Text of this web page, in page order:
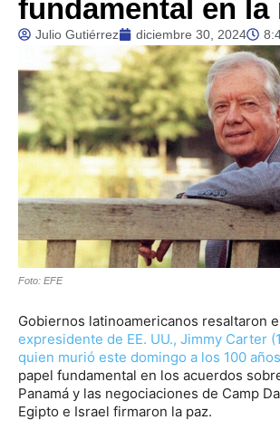
fundamental en la
Julio Gutiérrez diciembre 30, 2024
Foto: EFE
Gobiernos latinoamericanos resaltaron
expresidente de EE. UU., Jimmy Carter
quien murió este domingo a los 100 años
papel fundamental en los acuerdos
Panamá y las negociaciones de Camp
Egipto e Israel firmaron la paz.